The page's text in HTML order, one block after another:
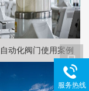
动化阀门使用案例
服务热线